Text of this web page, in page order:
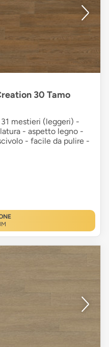
30 Tamo
mestieri (leggeri) -
- aspetto legno -
- facile da pulire -